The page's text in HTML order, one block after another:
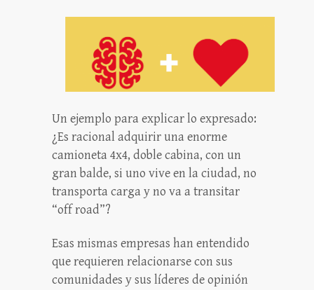
Un ejemplo para explicar lo expresado:
¿Es racional adquirir una enorme
camioneta 4x4, doble cabina, con un
gran balde, si uno vive en la ciudad, no
transporta carga y no va a transitar
“off road”?
Esas mismas empresas han entendido
que requieren relacionarse con sus
comunidades y sus líderes de opinión